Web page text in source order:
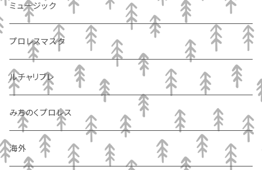
ミュージック
プロレスマスク
ルチャリブレ
みちのくプロレス
海外